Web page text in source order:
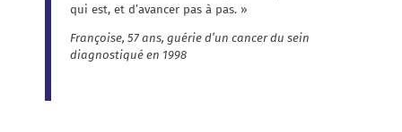
qui est, et d’avancer pas à pas. »
Françoise, 57 ans, guérie d’un cancer du sein
diagnostiqué en 1998